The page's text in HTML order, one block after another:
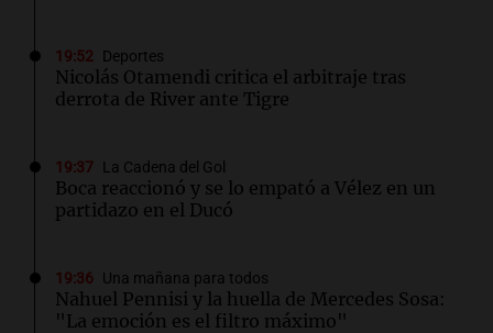
19:52 Deportes
Nicolás Otamendi critica el arbitraje tras
derrota de River ante Tigre
19:37 La Cadena del Gol
Boca reaccionó y se lo empató a Vélez en un
partidazo en el Ducó
19:36 Una mañana para todos
Nahuel Pennisi y la huella de Mercedes Sosa:
"La emoción es el filtro máximo"